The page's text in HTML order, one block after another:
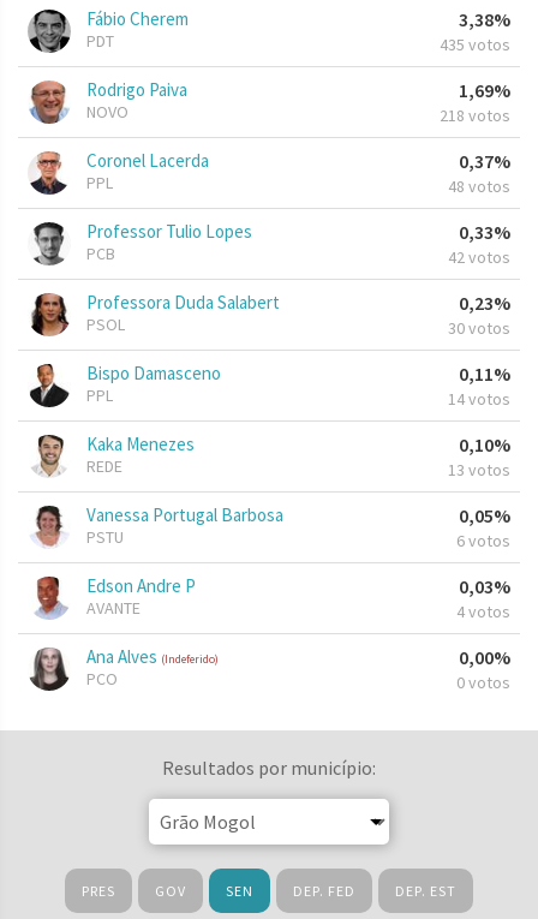
Fábio Cherem
PDT
3,38%
435 votos
Rodrigo Paiva
NOVO
1,69%
218 votos
Coronel Lacerda
PPL
0,37%
48 votos
Professor Tulio Lopes
PCB
0,33%
42 votos
Professora Duda Salabert
PSOL
0,23%
30 votos
Bispo Damasceno
PPL
0,11%
14 votos
Kaka Menezes
REDE
0,10%
13 votos
Vanessa Portugal Barbosa
PSTU
0,05%
6 votos
Edson Andre P
AVANTE
0,03%
4 votos
Ana Alves (Indeferido)
PCO
0,00%
0 votos
Resultados por município:
PRES GOV SEN DEP. FED DEP. EST